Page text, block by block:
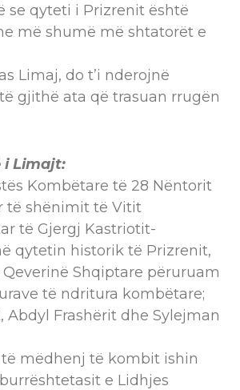
se qyteti i Prizrenit është
më shumë më shtatorët e
Limaj, do t’i nderojnë
gjithë ata që trasuan rrugën
i Limajt:
Kombëtare të 28 Nëntorit
të shënimit të Vitit
të Gjergj Kastriotit-
qytetin historik të Prizrenit,
Shqiptare përuruam
të ndritura kombëtare;
Abdyl Frashërit dhe Sylejman
mëdhenj të kombit ishin
e Lidhjes